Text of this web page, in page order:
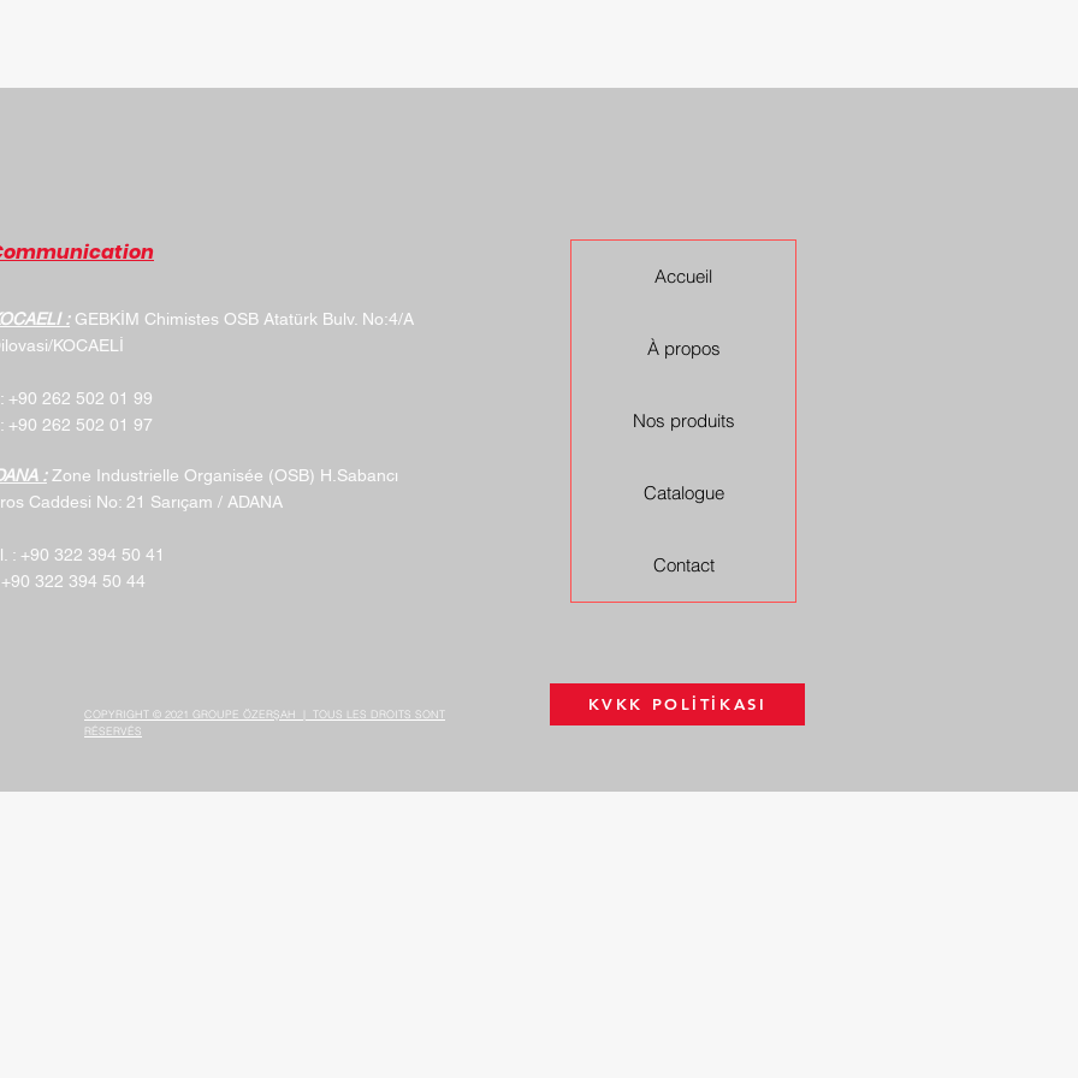
:GEBKİM Chimistes OSB Atatürk Bulv. No:4/A
KOCAELİ
+90 262 502 01 99
+90 262 502 01 97
:Zone Industrielle Organisée (OSB) H.Sabancı
Caddesi No: 21 Sarıçam / ADANA
: +90 322 394 50 41
322 394 50 44
COPYRIGHT © 2021 GROUPE ÖZERŞAH | TOUS LES DROITS SONT
RÉSERVÉS
Accueil
À propos
Nos produits
Catalogue
Contact
KVKK POLİTİKASI